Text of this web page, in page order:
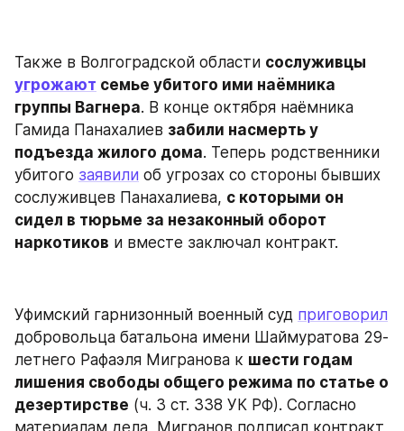
Также в Волгоградской области
угрожают семье убитого ими наёмника
группы Вагнера. В конце октября наёмника
Гамида Панахалиев забили насмерть у
подъезда жилого дома. Теперь родственники
убитого заявили об угрозах со стороны бывших
сослуживцев Панахалиева, с которыми он
сидел в тюрьме за незаконный оборот
наркотиков и вместе заключал контракт.
Уфимский гарнизонный военный суд приговорил
добровольца батальона имени Шаймуратова 29-
летнего Рафаэля Мигранова к шести годам
лишения свободы общего режима по статье о
дезертирстве (ч. 3 ст. 338 УК РФ). Согласно